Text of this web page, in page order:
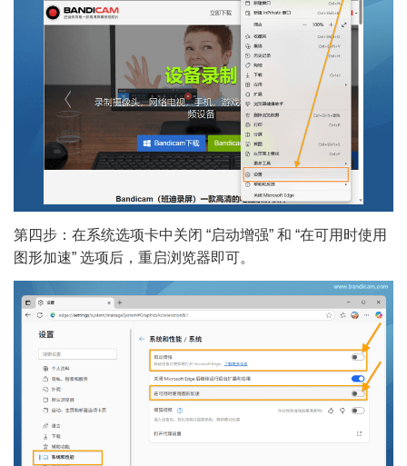
第四步：在系统选项卡中关闭 “启动增强” 和 “在可用时使用
图形加速” 选项后，重启浏览器即可。